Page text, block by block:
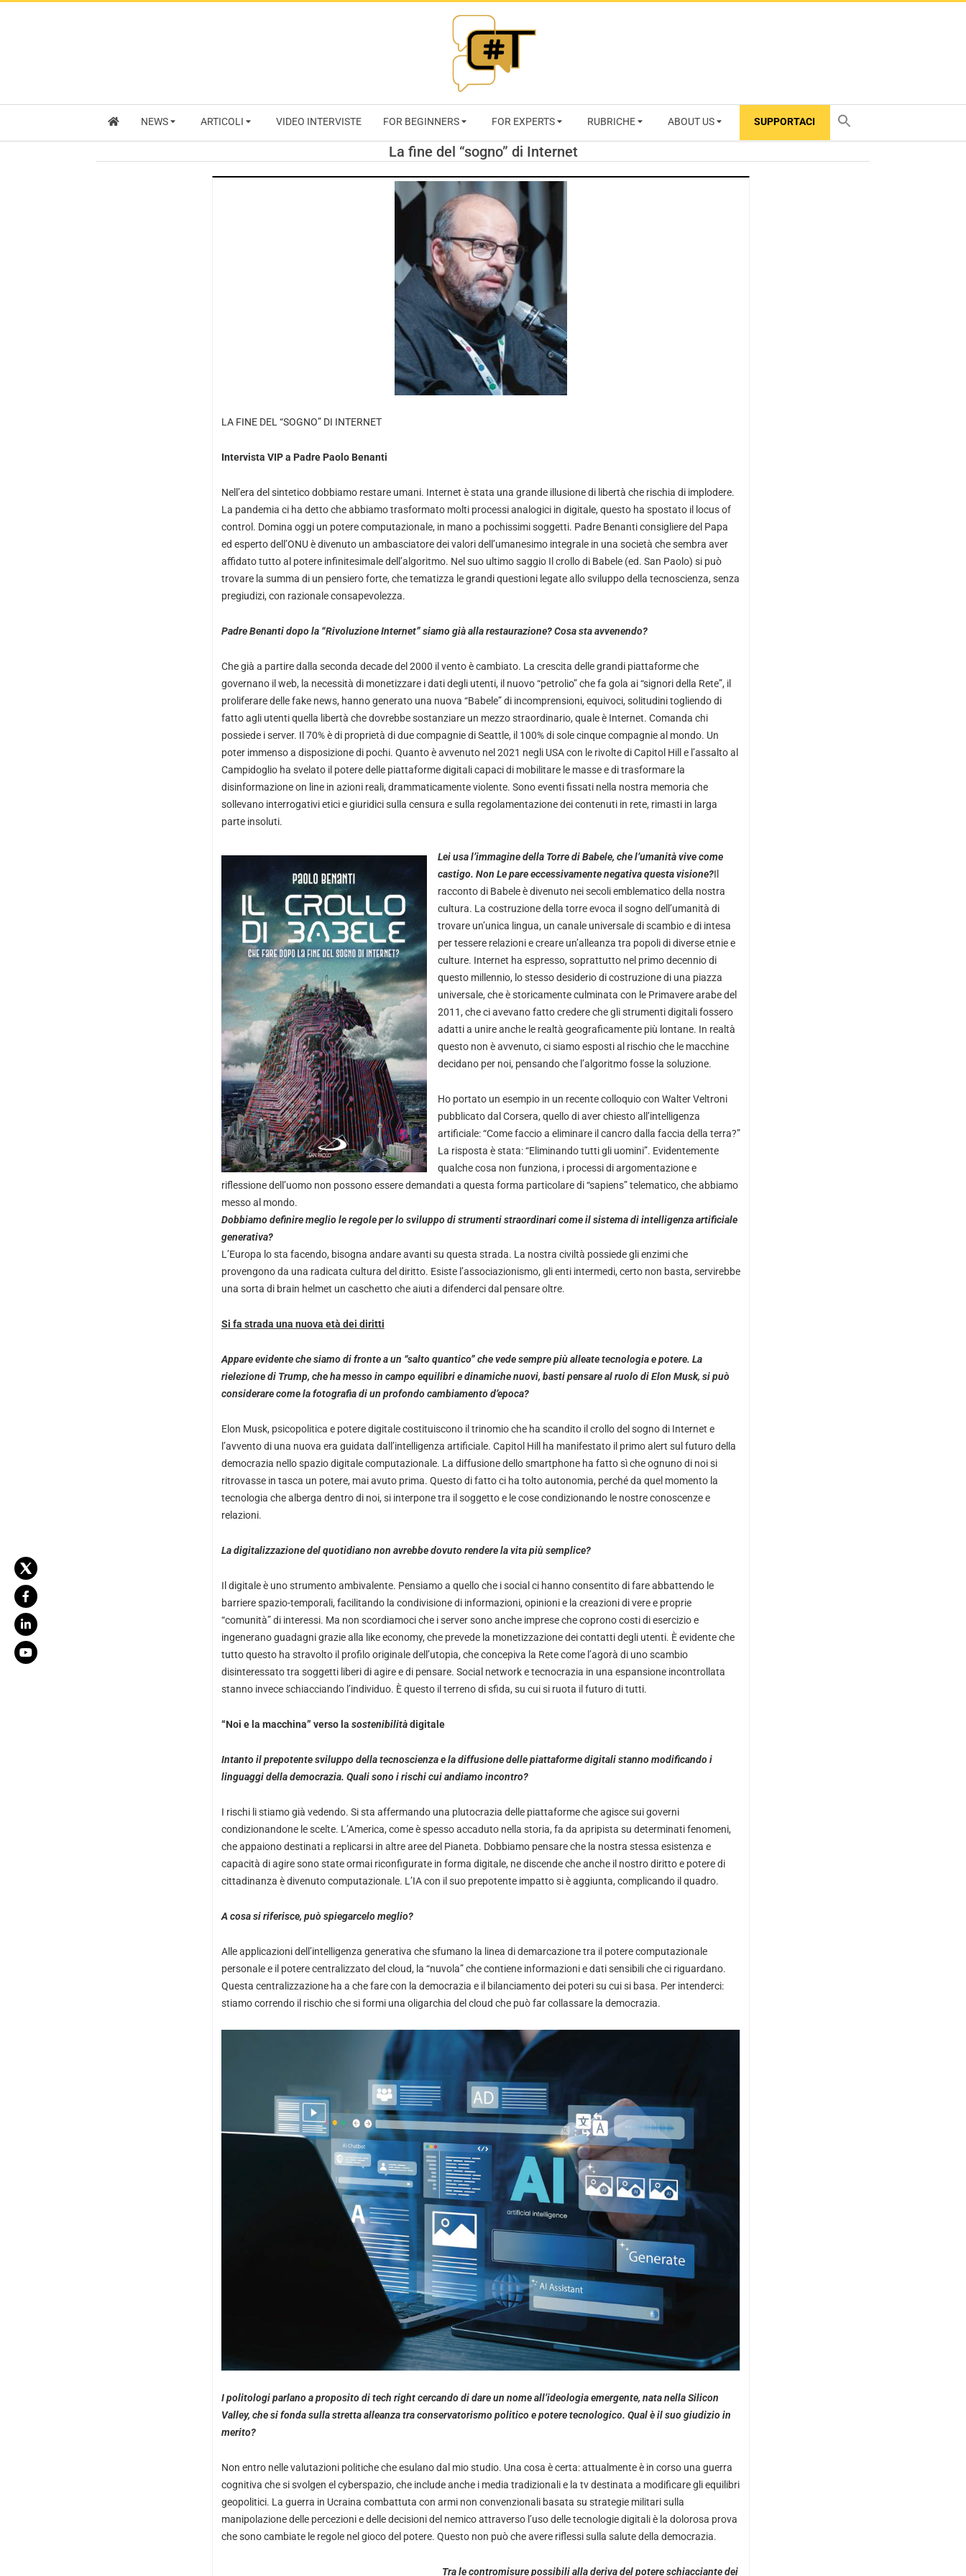
RIVISTA
CYBERSECURITY
TRENDS
NEWS ARTICOLI VIDEO INTERVISTE FOR BEGINNERS FOR EXPERTS RUBRICHE ABOUT US SUPPORTACI
La fine del “sogno” di Internet
LA FINE DEL “SOGNO” DI INTERNET
Intervista VIP a Padre Paolo Benanti
Nell’era del sintetico dobbiamo restare umani. Internet è stata una grande illusione di libertà che rischia di implodere.
La pandemia ci ha detto che abbiamo trasformato molti processi analogici in digitale, questo ha spostato il locus of
control. Domina oggi un potere computazionale, in mano a pochissimi soggetti. Padre Benanti consigliere del Papa
ed esperto dell’ONU è divenuto un ambasciatore dei valori dell’umanesimo integrale in una società che sembra aver
affidato tutto al potere infinitesimale dell’algoritmo. Nel suo ultimo saggio Il crollo di Babele (ed. San Paolo) si può
trovare la summa di un pensiero forte, che tematizza le grandi questioni legate allo sviluppo della tecnoscienza, senza
pregiudizi, con razionale consapevolezza.
Padre Benanti dopo la “Rivoluzione Internet” siamo già alla restaurazione? Cosa sta avvenendo?
Che già a partire dalla seconda decade del 2000 il vento è cambiato. La crescita delle grandi piattaforme che
governano il web, la necessità di monetizzare i dati degli utenti, il nuovo “petrolio” che fa gola ai “signori della Rete”, il
proliferare delle fake news, hanno generato una nuova “Babele” di incomprensioni, equivoci, solitudini togliendo di
fatto agli utenti quella libertà che dovrebbe sostanziare un mezzo straordinario, quale è Internet. Comanda chi
possiede i server. Il 70% è di proprietà di due compagnie di Seattle, il 100% di sole cinque compagnie al mondo. Un
poter immenso a disposizione di pochi. Quanto è avvenuto nel 2021 negli USA con le rivolte di Capitol Hill e l’assalto al
Campidoglio ha svelato il potere delle piattaforme digitali capaci di mobilitare le masse e di trasformare la
disinformazione on line in azioni reali, drammaticamente violente. Sono eventi fissati nella nostra memoria che
sollevano interrogativi etici e giuridici sulla censura e sulla regolamentazione dei contenuti in rete, rimasti in larga
parte insoluti.
Lei usa l’immagine della Torre di Babele, che l’umanità vive come
castigo. Non Le pare eccessivamente negativa questa visione?Il
racconto di Babele è divenuto nei secoli emblematico della nostra
cultura. La costruzione della torre evoca il sogno dell’umanità di
trovare un’unica lingua, un canale universale di scambio e di intesa
per tessere relazioni e creare un’alleanza tra popoli di diverse etnie e
culture. Internet ha espresso, soprattutto nel primo decennio di
questo millennio, lo stesso desiderio di costruzione di una piazza
universale, che è storicamente culminata con le Primavere arabe del
2011, che ci avevano fatto credere che gli strumenti digitali fossero
adatti a unire anche le realtà geograficamente più lontane. In realtà
questo non è avvenuto, ci siamo esposti al rischio che le macchine
decidano per noi, pensando che l’algoritmo fosse la soluzione.
Ho portato un esempio in un recente colloquio con Walter Veltroni
pubblicato dal Corsera, quello di aver chiesto all’intelligenza
artificiale: “Come faccio a eliminare il cancro dalla faccia della terra?”
La risposta è stata: “Eliminando tutti gli uomini”. Evidentemente
qualche cosa non funziona, i processi di argomentazione e
riflessione dell’uomo non possono essere demandati a questa forma particolare di “sapiens” telematico, che abbiamo
messo al mondo.
Dobbiamo definire meglio le regole per lo sviluppo di strumenti straordinari come il sistema di intelligenza artificiale
generativa?
L’Europa lo sta facendo, bisogna andare avanti su questa strada. La nostra civiltà possiede gli enzimi che
provengono da una radicata cultura del diritto. Esiste l’associazionismo, gli enti intermedi, certo non basta, servirebbe
una sorta di brain helmet un caschetto che aiuti a difenderci dal pensare oltre.
Si fa strada una nuova età dei diritti
Appare evidente che siamo di fronte a un “salto quantico” che vede sempre più alleate tecnologia e potere. La
rielezione di Trump, che ha messo in campo equilibri e dinamiche nuovi, basti pensare al ruolo di Elon Musk, si può
considerare come la fotografia di un profondo cambiamento d’epoca?
Elon Musk, psicopolitica e potere digitale costituiscono il trinomio che ha scandito il crollo del sogno di Internet e
l’avvento di una nuova era guidata dall’intelligenza artificiale. Capitol Hill ha manifestato il primo alert sul futuro della
democrazia nello spazio digitale computazionale. La diffusione dello smartphone ha fatto sì che ognuno di noi si
ritrovasse in tasca un potere, mai avuto prima. Questo di fatto ci ha tolto autonomia, perché da quel momento la
tecnologia che alberga dentro di noi, si interpone tra il soggetto e le cose condizionando le nostre conoscenze e
relazioni.
La digitalizzazione del quotidiano non avrebbe dovuto rendere la vita più semplice?
Il digitale è uno strumento ambivalente. Pensiamo a quello che i social ci hanno consentito di fare abbattendo le
barriere spazio-temporali, facilitando la condivisione di informazioni, opinioni e la creazioni di vere e proprie
“comunità” di interessi. Ma non scordiamoci che i server sono anche imprese che coprono costi di esercizio e
ingenerano guadagni grazie alla like economy, che prevede la monetizzazione dei contatti degli utenti. È evidente che
tutto questo ha stravolto il profilo originale dell’utopia, che concepiva la Rete come l’agorà di uno scambio
disinteressato tra soggetti liberi di agire e di pensare. Social network e tecnocrazia in una espansione incontrollata
stanno invece schiacciando l’individuo. È questo il terreno di sfida, su cui si ruota il futuro di tutti.
“Noi e la macchina” verso la sostenibilitàdigitale
Intanto il prepotente sviluppo della tecnoscienza e la diffusione delle piattaforme digitali stanno modificando i
linguaggi della democrazia. Quali sono i rischi cui andiamo incontro?
I rischi li stiamo già vedendo. Si sta affermando una plutocrazia delle piattaforme che agisce sui governi
condizionandone le scelte. L’America, come è spesso accaduto nella storia, fa da apripista su determinati fenomeni,
che appaiono destinati a replicarsi in altre aree del Pianeta. Dobbiamo pensare che la nostra stessa esistenza e
capacità di agire sono state ormai riconfigurate in forma digitale, ne discende che anche il nostro diritto e potere di
cittadinanza è divenuto computazionale. L’IA con il suo prepotente impatto si è aggiunta, complicando il quadro.
A cosa si riferisce, può spiegarcelo meglio?
Alle applicazioni dell’intelligenza generativa che sfumano la linea di demarcazione tra il potere computazionale
personale e il potere centralizzato del cloud, la “nuvola” che contiene informazioni e dati sensibili che ci riguardano.
Questa centralizzazione ha a che fare con la democrazia e il bilanciamento dei poteri su cui si basa. Per intenderci:
stiamo correndo il rischio che si formi una oligarchia del cloud che può far collassare la democrazia.
I politologi parlano a proposito di tech right cercando di dare un nome all’ideologia emergente, nata nella Silicon
Valley, che si fonda sulla stretta alleanza tra conservatorismo politico e potere tecnologico. Qual è il suo giudizio in
merito?
Non entro nelle valutazioni politiche che esulano dal mio studio. Una cosa è certa: attualmente è in corso una guerra
cognitiva che si svolgen el cyberspazio, che include anche i media tradizionali e la tv destinata a modificare gli equilibri
geopolitici. La guerra in Ucraina combattuta con armi non convenzionali basata su strategie militari sulla
manipolazione delle percezioni e delle decisioni del nemico attraverso l’uso delle tecnologie digitali è la dolorosa prova
che sono cambiate le regole nel gioco del potere. Questo non può che avere riflessi sulla salute della democrazia.
Tra le contromisure possibili alla deriva del potere schiacciante dei